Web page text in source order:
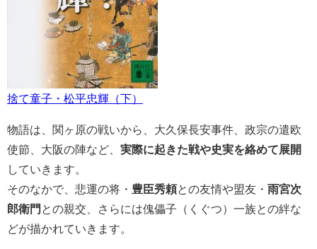
捨て童子・松平忠輝（下）
物語は、関ヶ原の戦いから、大久保長安事件、政宗の遣欧
使節、大阪の陣など、 実際に起きた戦や史実を絡めて展開
していきます。
そのなかで、悲運の将・ 豊臣秀頼との友情や盟友・ 雨宮次
郎衛門 との親交、さらには傀儡子（くぐつ）一族との絆な
どが描かれていきます。